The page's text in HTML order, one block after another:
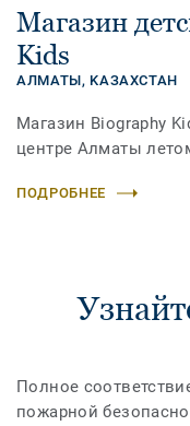
Магазин
Kids
АЛМАТЫ, KАЗАХСТАН
Магазин Biography
центре Алматы
ПОДРОБНЕЕ
Полное
пожарной